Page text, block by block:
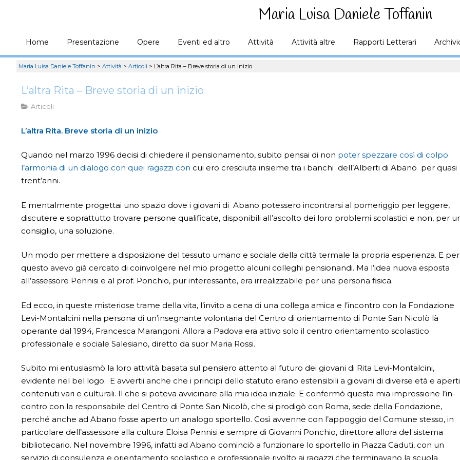
Maria Luisa Daniele Toffanin
Home Presentazione Opere Eventi ed altro Attività Attività altre Rapporti Letterari
Maria Luisa Daniele Toffanin > Attività > Articoli > L’altra Rita – Breve storia di un inizio
L’altra Rita – Breve storia di un inizio
Articoli
L’altra Rita. Breve storia di un inizio
Quando nel marzo 1996 decisi di chiedere il pensionamento, subito pensai di non poter spezzare così di colpo
l’armonia di un dialogo con quei ragazzi con cui ero cresciuta insieme tra i banchi dell’Alberti di Abano per quasi
trent’anni.
E mentalmente progettai uno spazio dove i giovani di Abano potessero incontrarsi al pomeriggio per leggere,
discutere e soprattutto trovare persone qualificate, disponibili all’ascolto dei loro problemi scolastici e non, per
consiglio, una soluzione.
Un modo per mettere a disposizione del tessuto umano e sociale della città termale la propria esperienza. E per
questo avevo già cercato di coin­volgere nel mio progetto alcuni colleghi pensionandi. Ma l’idea nuova esposta
all’assessore Pennisi e al prof. Ponchio, pur interessante, era irrealizzabile per una persona fisica.
Ed ecco, in queste misteriose trame della vita, l’invito a cena di una collega amica e l’incontro con la Fondazione
Levi-Montalcini nella persona di un’inse­gnante volontaria del Centro di orientamento di Ponte San Nicolò là
operante dal 1994, Francesca Marangoni. Allora a Padova era attivo solo il centro orientamento scolastico
professionale e sociale Salesiano, diretto da suor Maria Rossi.
Subito mi entusiasmò la loro attività basata sul pensiero attento al futuro dei giovani di Rita Levi-Montalcini,
evidente nel bel logo. E avvertii anche che i principi dello statuto erano estensibili a giovani di diverse età e
contenuti vari e culturali. Il che si po­teva avvicinare alla mia idea iniziale. E confermò questa mia impressione l’in­
contro con la responsabile del Centro di Ponte San Nicolò, che si prodigò con Roma, sede della Fondazione,
perché anche ad Abano fosse aperto un analogo sportello. Così avvenne con l’appoggio del Comune stesso, in
particolare dell’assessore alla cultura Eloisa Pennisi e sempre di Giovanni Ponchio, direttore allora del sistema
bibliotecario. Nel novembre 1996, infatti ad Abano cominciò a funzionare lo sportello in Piazza Caduti, con un
servizio di consulenza e orientamento scolastico e professionale rivolto ai ragazzi che terminavano la scuola